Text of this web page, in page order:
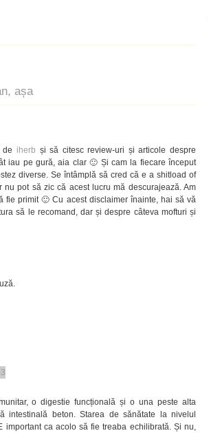
așa
de iherb și să citesc review-uri și articole despre
iau pe gură, aia clar 🙂 Și cam la fiecare început
diverse. Se întâmplă să cred că e a shitload of
pot să zic că acest lucru mă descurajează. Am
fie primit 🙂 Cu acest disclaimer înainte, hai să vă
să le recomand, dar și despre câteva mofturi și
o digestie funcțională și o una peste alta
beton. Starea de sănătate la nivelul
ca acolo să fie treaba echilibrată. Și nu,